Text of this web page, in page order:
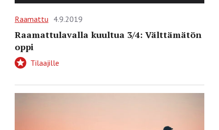
Raamattu 4.9.2019
Raamattulavalla kuultua 3/4: Välttämätön
oppi
Tilaajille